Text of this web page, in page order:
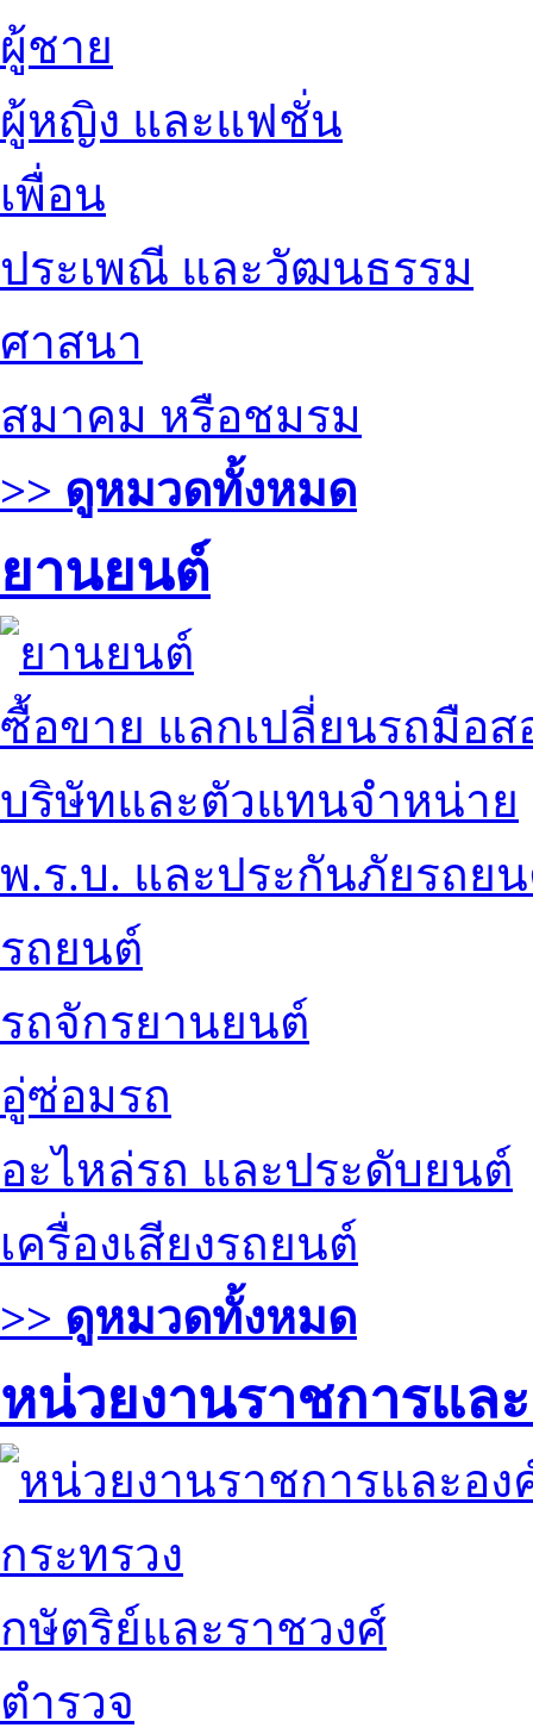
ผู้ชาย
ผู้หญิง และแฟชั่น
เพื่อน
ประเพณี และวัฒนธรรม
ศาสนา
สมาคม หรือชมรม
>> ดูหมวดทั้งหมด
ยานยนต์
ซื้อขาย แลกเปลี่ยนรถมือส
บริษัทและตัวแทนจำหน่าย
พ.ร.บ. และประกันภัยรถย
รถยนต์
รถจักรยานยนต์
อู่ซ่อมรถ
อะไหล่รถ และประดับยนต์
เครื่องเสียงรถยนต์
>> ดูหมวดทั้งหมด
หน่วยงานราชการแล
กระทรวง
กษัตริย์และราชวงศ์
ตำรวจ